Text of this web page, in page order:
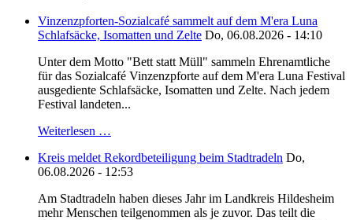
Vinzenzpforten-Sozialcafé sammelt auf dem M'era Luna
Schlafsäcke, Isomatten und Zelte Do, 06.08.2026 - 14:10
Unter dem Motto "Bett statt Müll" sammeln Ehrenamtliche
für das Sozialcafé Vinzenzpforte auf dem M'era Luna Festival
ausgediente Schlafsäcke, Isomatten und Zelte. Nach jedem
Festival landeten...
Weiterlesen …
Kreis meldet Rekordbeteiligung beim Stadtradeln Do,
06.08.2026 - 12:53
Am Stadtradeln haben dieses Jahr im Landkreis Hildesheim
mehr Menschen teilgenommen als je zuvor. Das teilt die